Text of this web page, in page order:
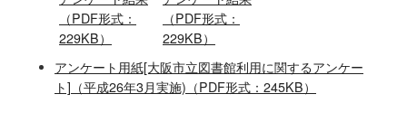
（PDF形式：
229KB）
（PDF形式：
229KB）
アンケート用紙[大阪市立図書館利用に関するアンケー
ト]（平成26年3月実施)（PDF形式：245KB）